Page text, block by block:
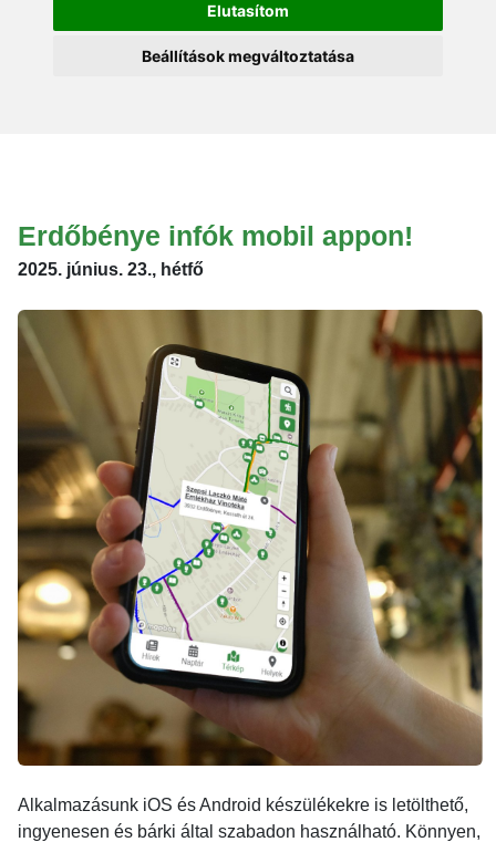
Elutasítom
Beállítások megváltoztatása
Erdőbénye infók mobil appon!
2025. június. 23., hétfő
Alkalmazásunk iOS és Android készülékekre is letölthető,
ingyenesen és bárki által szabadon használható. Könnyen,